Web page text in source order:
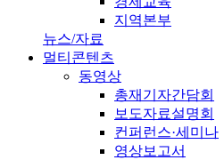
지역본부
뉴스/자료
멀티콘텐츠
동영상
총재기자간담회
보도자료설명회
컨퍼런스·세미나
영상보고서